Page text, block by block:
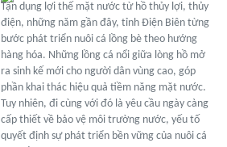
Tận dụng lợi thế mặt nước từ hồ thủy lợi, thủy
điện, những năm gần đây, tỉnh Điện Biên từng
bước phát triển nuôi cá lồng bè theo hướng
hàng hóa. Những lồng cá nổi giữa lòng hồ mở
ra sinh kế mới cho người dân vùng cao, góp
phần khai thác hiệu quả tiềm năng mặt nước.
Tuy nhiên, đi cùng với đó là yêu cầu ngày càng
cấp thiết về bảo vệ môi trường nước, yếu tố
quyết định sự phát triển bền vững của nuôi cá